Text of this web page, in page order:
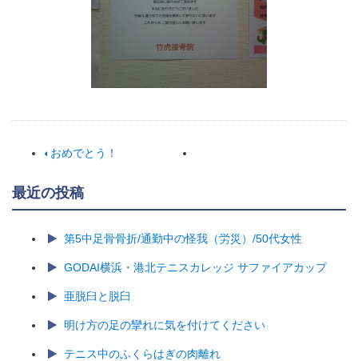
おめでとう！
最近の投稿
第5中足骨骨折/通勤中の怪我（労災）/50代女性
GODAI横浜・港北テニスカレッジ サファイアカップ
亜脱臼と脱臼
明け方の足の攣れに気を付けてください
テニス中のふくらはぎの肉離れ